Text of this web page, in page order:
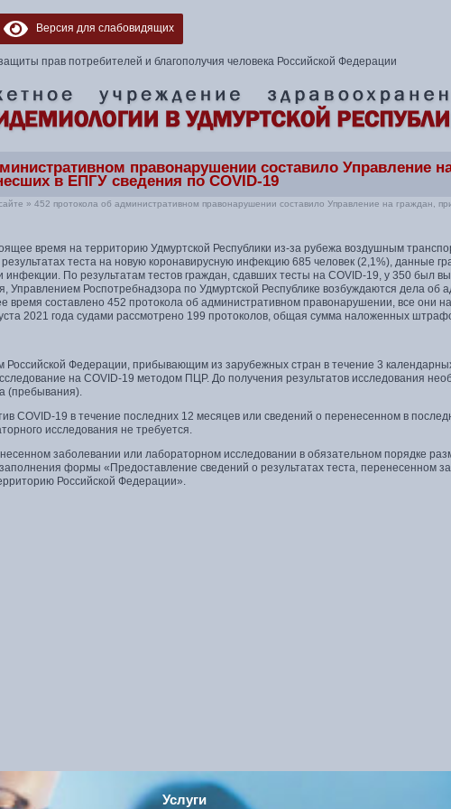
Версия для слабовидящих
прав потребителей и благополучия человека Российской Федерации
правонарушении составило Управление
в ЕПГУ сведения по COVID-19
» 452 протокола об административном правонарушении составило Управление на граждан,
время на территорию Удмуртской Республики из-за рубежа воздушным
теста на новую коронавирусную инфекцию 685 человек (2,1%), данные
По результатам тестов граждан, сдавших тесты на COVID-19, у 350 был
Управлением Роспотребнадзора по Удмуртской Республике возбуждаются дела об
время составлено 452 протокола об административном правонарушении, все они
2021 года судами рассмотрено 199 протоколов, общая сумма наложенных
Российской Федерации, прибывающим из зарубежных стран в течение 3
на COVID-19 методом ПЦР. До получения результатов исследования
(пребывания).
COVID-19 в течение последних 12 месяцев или сведений о перенесенном в
исследования не требуется.
заболевании или лабораторном исследовании в обязательном порядке
заполнения формы «Предоставление сведений о результатах теста, перенесенном
Российской Федерации».
Услуги